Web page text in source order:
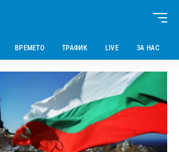
ВРЕМЕТО ТРАФИК LIVE ЗА НАС